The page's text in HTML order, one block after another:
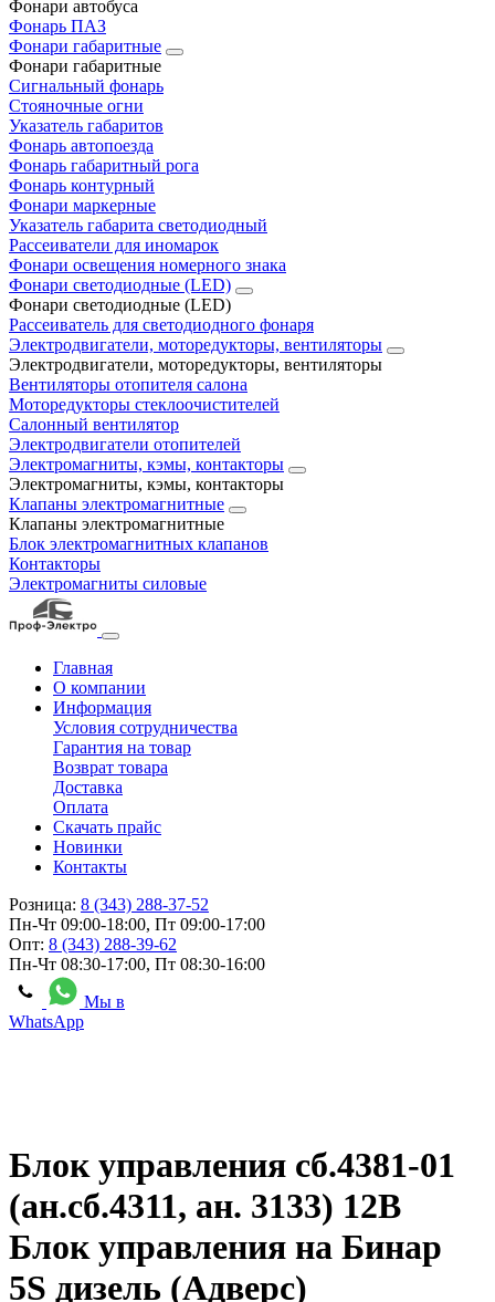
Фонари автобуса
Фонарь ПАЗ
Фонари габаритные
Фонари габаритные
Сигнальный фонарь
Стояночные огни
Указатель габаритов
Фонарь автопоезда
Фонарь габаритный рога
Фонарь контурный
Фонари маркерные
Указатель габарита светодиодный
Рассеиватели для иномарок
Фонари освещения номерного знака
Фонари светодиодные (LED)
Фонари светодиодные (LED)
Рассеиватель для светодиодного фонаря
Электродвигатели, моторедукторы, вентиляторы
Электродвигатели, моторедукторы, вентиляторы
Вентиляторы отопителя салона
Моторедукторы стеклоочистителей
Салонный вентилятор
Электродвигатели отопителей
Электромагниты, кэмы, контакторы
Электромагниты, кэмы, контакторы
Клапаны электромагнитные
Клапаны электромагнитные
Блок электромагнитных клапанов
Контакторы
Электромагниты силовые
Главная
О компании
Информация
Условия сотрудничества
Гарантия на товар
Возврат товара
Доставка
Оплата
Скачать прайс
Новинки
Контакты
Розница: 8 (343) 288-37-52
Пн-Чт 09:00-18:00, Пт 09:00-17:00
Опт: 8 (343) 288-39-62
Пн-Чт 08:30-17:00, Пт 08:30-16:00
Мы в
WhatsApp
Блок управления сб.4381-01
(ан.сб.4311, ан. 3133) 12В
Блок управления на Бинар
5S дизель (Адверс)